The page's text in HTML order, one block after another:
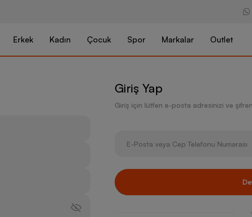
Erkek Kadın Çocuk Spor Markalar Outlet
Giriş Yap
Giriş için lütfen e-posta adresinizi ve